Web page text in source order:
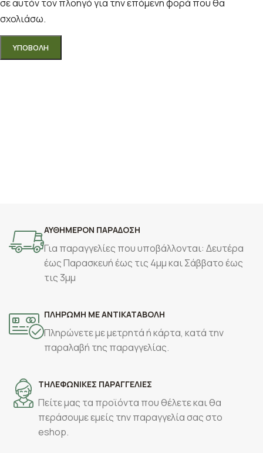
σε αυτόν τον πλοηγό για την επόμενη φορά που θα
σχολιάσω.
ΑΥΘΗΜΕΡΟΝ ΠΑΡΑΔΟΣΗ
Για παραγγελίες που υποβάλλονται: Δευτέρα
έως Παρασκευή έως τις 4μμ και Σάββατο έως
τις 3μμ
ΠΛΗΡΩΜΗ ΜΕ ΑΝΤΙΚΑΤΑΒΟΛΗ
Πληρώνετε με μετρητά ή κάρτα, κατά την
παραλαβή της παραγγελίας.
ΤΗΛΕΦΩΝΙΚΕΣ ΠΑΡΑΓΓΕΛΙΕΣ
Πείτε μας τα προϊόντα που θέλετε και θα
περάσουμε εμείς την παραγγελία σας στο
eshop.